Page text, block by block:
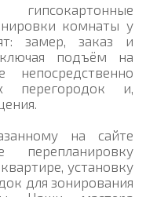
комнаты у
замер, заказ и
подъём на
перегородок и,
на сайте
установку
для зонирования